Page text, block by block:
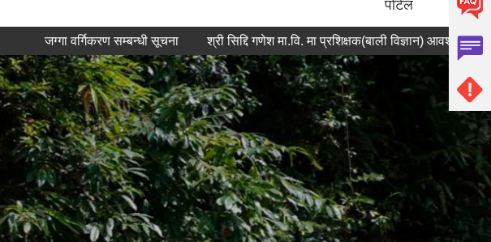
पोर्टल
जग्गा वर्गिकरण सम्बन्धी सूचना श्री सिद्दि गणेश मा.वि. मा प्रशिक्षक(बाली विज्ञान) आवश्यकता सम्बन्धी